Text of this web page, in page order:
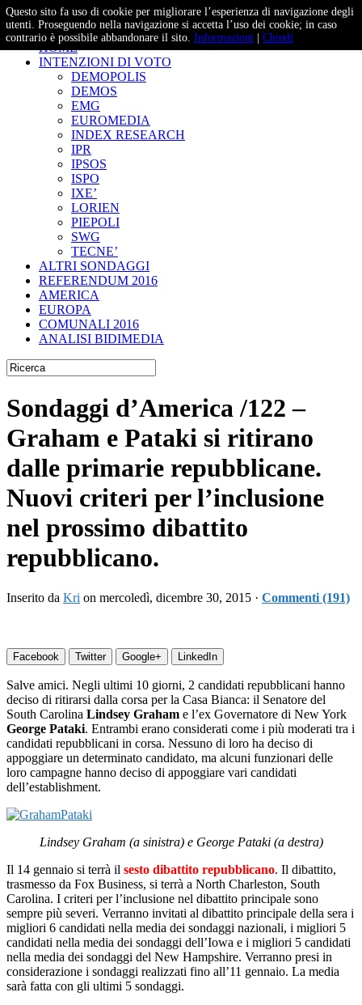
– Studi e Proiezioni Elettorali
HOME
INTENZIONI DI VOTO
DEMOPOLIS
DEMOS
EMG
EUROMEDIA
INDEX RESEARCH
IPR
IPSOS
ISPO
IXE’
LORIEN
PIEPOLI
SWG
TECNE’
ALTRI SONDAGGI
REFERENDUM 2016
AMERICA
EUROPA
COMUNALI 2016
ANALISI BIDIMEDIA
Sondaggi d’America /122 –
Graham e Pataki si ritirano
dalle primarie repubblicane.
Nuovi criteri per l’inclusione
nel prossimo dibattito
repubblicano.
Inserito da Kri on mercoledì, dicembre 30, 2015 · Commenti (191)
Facebook Twitter Google+ LinkedIn
Salve amici. Negli ultimi 10 giorni, 2 candidati repubblicani hanno
deciso di ritirarsi dalla corsa per la Casa Bianca: il Senatore del
South Carolina Lindsey Graham e l’ex Governatore di New York
George Pataki. Entrambi erano considerati come i più moderati tra i
candidati repubblicani in corsa. Nessuno di loro ha deciso di
appoggiare un determinato candidato, ma alcuni funzionari delle
loro campagne hanno deciso di appoggiare vari candidati
dell’establishment.
Lindsey Graham (a sinistra) e George Pataki (a destra)
Il 14 gennaio si terrà il sesto dibattito repubblicano. Il dibattito,
trasmesso da Fox Business, si terrà a North Charleston, South
Carolina. I criteri per l’inclusione nel dibattito principale sono
sempre più severi. Verranno invitati al dibattito principale della sera i
migliori 6 candidati nella media dei sondaggi nazionali, i migliori 5
candidati nella media dei sondaggi dell’Iowa e i migliori 5 candidati
nella media dei sondaggi del New Hampshire. Verranno presi in
considerazione i sondaggi realizzati fino all’11 gennaio. La media
sarà fatta con gli ultimi 5 sondaggi.
Questo sito fa uso di cookie per migliorare l’esperienza di navigazione degli
utenti. Proseguendo nella navigazione si accetta l’uso dei cookie; in caso
contrario è possibile abbandonare il sito. Informazioni Chiudi